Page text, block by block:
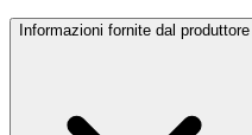
Informazioni fornite dal produttore